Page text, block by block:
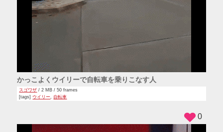
かっこよくウイリーで自転車を乗りこなす人
スゴワザ / 2 MB / 50 frames
[tags] ウイリー, 自転車
0